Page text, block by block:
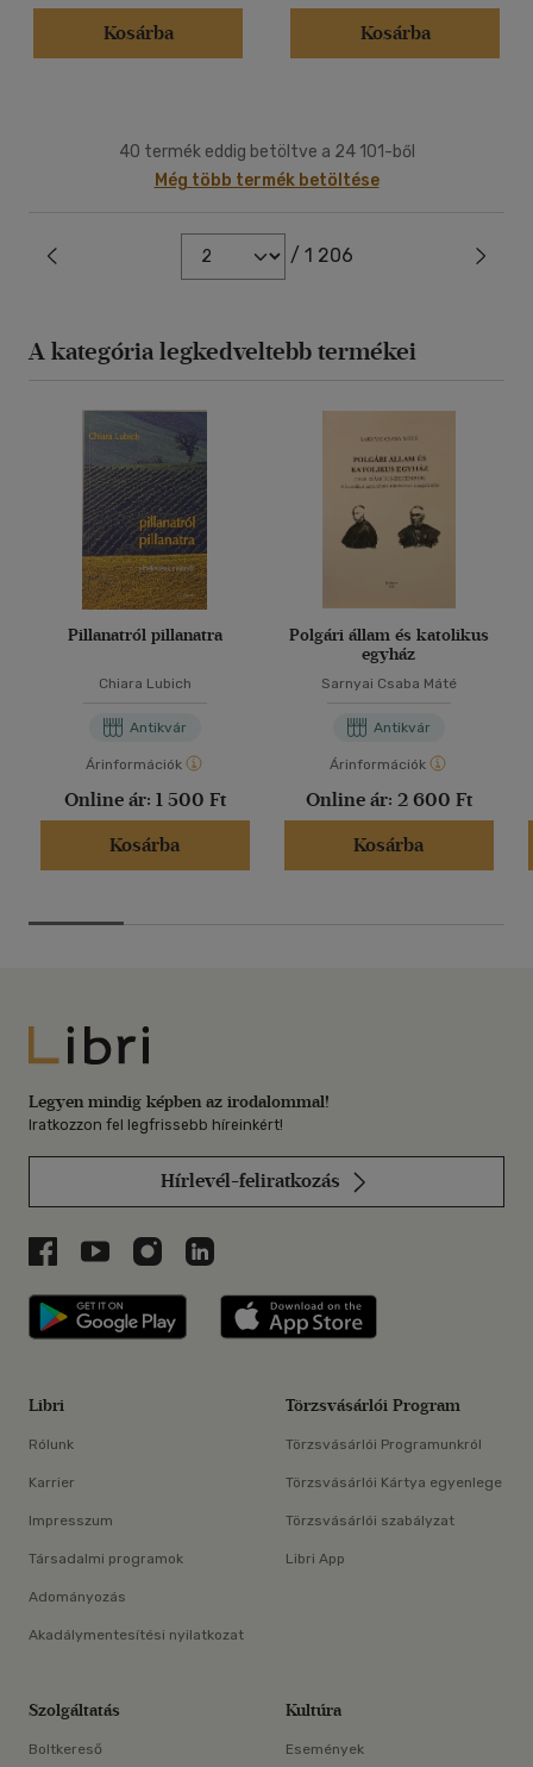
Kosárba
Kosárba
40 termék eddig betöltve a 24 101-ből
Még több termék betöltése
/ 1 206
A kategória legkedveltebb termékei
Pillanatról pillanatra
Chiara Lubich
Antikvár
Árinformációk
Online ár: 1 500 Ft
Kosárba
Polgári állam és katolikus
egyház
Sarnyai Csaba Máté
Antikvár
Árinformációk
Online ár: 2 600 Ft
Kosárba
Libri
Legyen mindig képben az irodalommal!
Iratkozzon fel legfrissebb híreinkért!
Hírlevél-feliratkozás
Libri a Facebookon
Libri a Youtube-on
Libri az Instagramon
Libri a LinkedInen
Libri applikáció Szerezd meg: Google
Libri
Rólunk
Karrier
Impresszum
Társadalmi programok
Adományozás
Akadálymentesítési nyilatkozat
Törzsvásárlói Program
Törzsvásárlói Programunkról
Törzsvásárlói Kártya egyenlege
Törzsvásárlói szabályzat
Libri App
Szolgáltatás
Boltkereső
Kultúra
Események